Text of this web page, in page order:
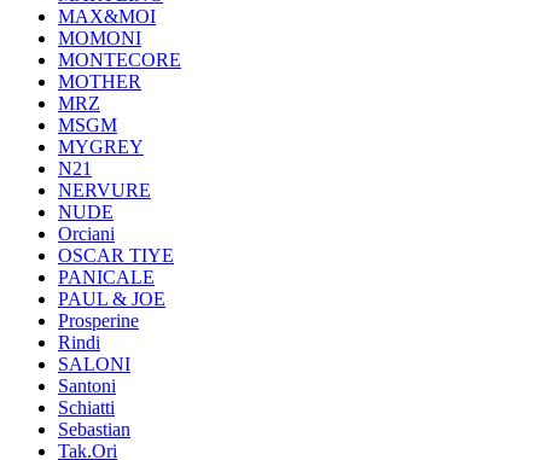
MAX&MOI
MOMONI
MONTECORE
MOTHER
MRZ
MSGM
MYGREY
N21
NERVURE
NUDE
Orciani
OSCAR TIYE
PANICALE
PAUL & JOE
Prosperine
Rindi
SALONI
Santoni
Schiatti
Sebastian
Tak.Ori